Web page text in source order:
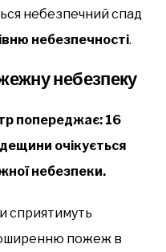
небезпечний спад
небезпечності.
небезпеку
попереджає: 16
очікується
небезпеки.
сприятимуть
пожеж в